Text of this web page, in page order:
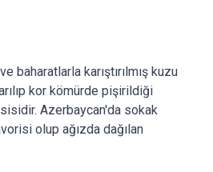
baharatlarla karıştırılmış kuzu
kor kömürde pişirildiği
Azerbaycan'da sokak
olup ağızda dağılan